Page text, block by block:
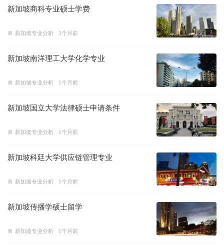
新加坡商科专业硕士学费
新加坡专业分析 3个月前
新加坡南洋理工大学化学专业
新加坡专业分析 1个月前
新加坡国立大学法律硕士申请条件
新加坡专业分析 1个月前
新加坡科廷大学供应链管理专业
新加坡专业分析 1个月前
新加坡传播学硕士留学
新加坡专业分析 1个月前